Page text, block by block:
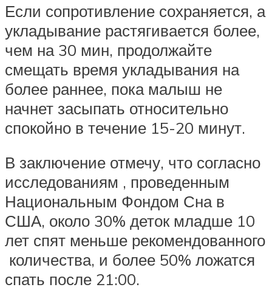
Если сопротивление сохраняется, а
укладывание растягивается более,
чем на 30 мин, продолжайте
смещать время укладывания на
более раннее, пока малыш не
начнет засыпать относительно
спокойно в течение 15-20 минут.
В заключение отмечу, что согласно
исследованиям , проведенным
Национальным Фондом Сна в
США, около 30% деток младше 10
лет спят меньше рекомендованного
количества, и более 50% ложатся
спать после 21:00.